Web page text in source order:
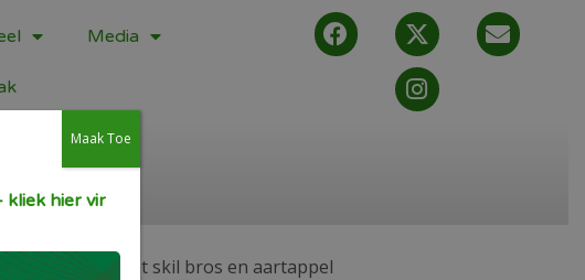
Media
aartappels tot skil bros en aartappel
kliek hier vir
Maak Toe